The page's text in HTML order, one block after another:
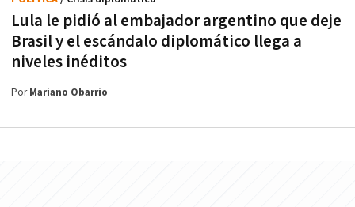
Lula le pidió al embajador argentino que deje
Brasil y el escándalo diplomático llega a
niveles inéditos
PorMariano Obarrio